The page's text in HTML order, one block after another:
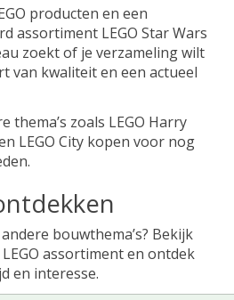
producten en een
assortiment LEGO Star Wars
zoekt of je verzameling wilt
van kwaliteit en een actueel
thema’s zoals LEGO Harry
LEGO City kopen voor nog
bouwthema’s? Bekijk
assortiment en ontdek
en interesse.